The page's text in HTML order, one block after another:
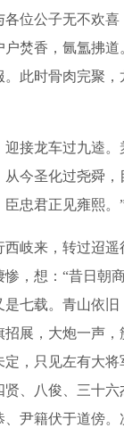
位公子无不欢
焚香，氤氲拂道
此时骨肉完聚，
接龙车过九逵。
今圣化过尧舜，
忠君正见雍熙。
岐来，转过迢遥
，想：“昔日朝
七载。青山依旧
展，大炮一声，
，只见左有大
贤、八俊、三十
、尹籍伏于道傍